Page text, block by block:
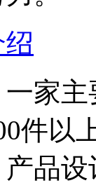
一家
件以
品